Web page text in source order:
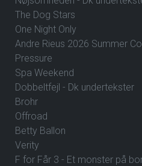
The Dog Stars
One Night Only
Andre Rieus 2026 Summer
Pressure
Spa Weekend
Dobbeltfejl - Dk undertekster
Brohr
Offroad
Betty Ballon
Verity
F for Får 3 - Et monster på